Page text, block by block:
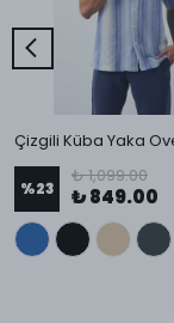
%23
₺ 1,099.00
₺ 849.00